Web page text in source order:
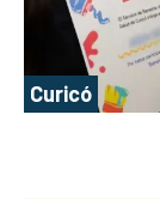
Curicó